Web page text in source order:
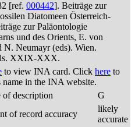
[ref. 000442]. Beiträge zur
Diatomeen Österreich-
zur Paläontologie
und des Orients, E. von
N. Neumayr (eds). Wien.
XXIX-XXX.
to view INA card. Click here to
name in the INA website.
of description
G
of record accuracy
likely
accurate